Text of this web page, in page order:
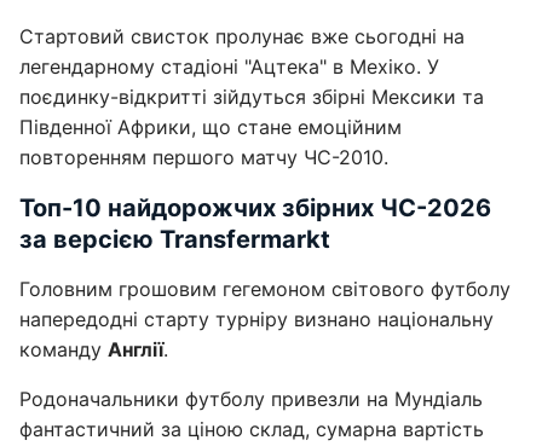
Стартовий свисток пролунає вже сьогодні на
легендарному стадіоні "Ацтека" в Мехіко. У
поєдинку-відкритті зійдуться збірні Мексики та
Південної Африки, що стане емоційним
повторенням першого матчу ЧС-2010.
Топ-10 найдорожчих збірних ЧС-2026
за версією Transfermarkt
Головним грошовим гегемоном світового футболу
напередодні старту турніру визнано національну
команду Англії.
Родоначальники футболу привезли на Мундіаль
фантастичний за ціною склад, сумарна вартість